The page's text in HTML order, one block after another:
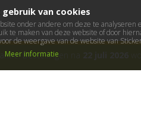
Bestellingen na
van cookies
onder andere om deze te
maken van deze website of door
de weergave van de website van
Meer informatie